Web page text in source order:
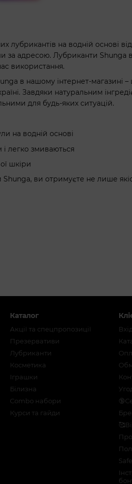
лубрикантів на водній
за адресою. Лубриканти
використання.
в нашому інтернет-магазині
Завдяки натуральним
для будь-яких ситуацій.
на водній основі
легко змиваються
шкіри
ви отримуєте не лише
Каталог
Акції та спецпропозиції
Презервативи
Лубриканти
Косметика
Іграшки
Білизна
Combo набори
Курси та гайди